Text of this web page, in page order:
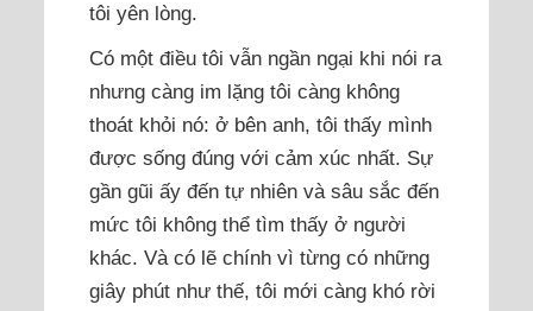
tôi yên lòng.
Có một điều tôi vẫn ngần ngại khi nói ra
nhưng càng im lặng tôi càng không
thoát khỏi nó: ở bên anh, tôi thấy mình
được sống đúng với cảm xúc nhất. Sự
gần gũi ấy đến tự nhiên và sâu sắc đến
mức tôi không thể tìm thấy ở người
khác. Và có lẽ chính vì từng có những
giây phút như thế, tôi mới càng khó rời